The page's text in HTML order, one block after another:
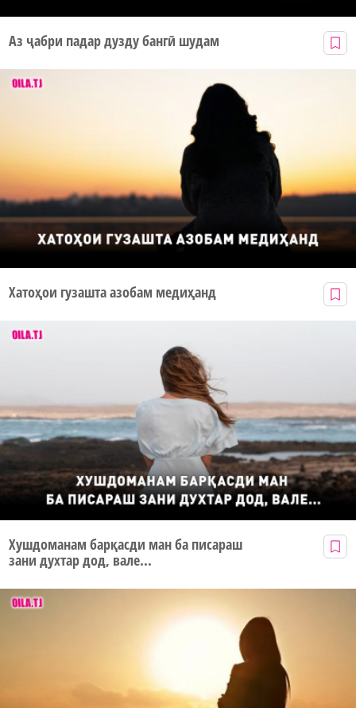
Аз ҷабри падар дузду бангӣ шудам
Хатоҳои гузашта азобам медиҳанд
Хушдоманам барқасди ман ба писараш
зани духтар дод, вале...